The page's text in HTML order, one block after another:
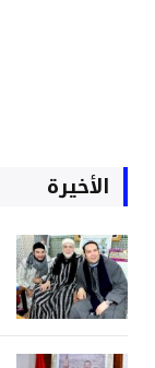
الأخيرة